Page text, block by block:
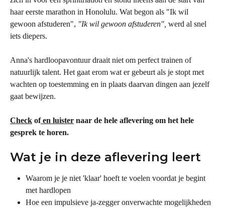
haar eerste marathon in Honolulu. Wat begon als "Ik wil
gewoon afstuderen", "Ik wil gewoon afstuderen", werd al snel
iets diepers.
Anna's hardloopavontuur draait niet om perfect trainen of
natuurlijk talent. Het gaat erom wat er gebeurt als je stopt met
wachten op toestemming en in plaats daarvan dingen aan jezelf
gaat bewijzen.
Check of en luister naar de hele aflevering om het hele
gesprek te horen.
Wat je in deze aflevering leert
Waarom je je niet 'klaar' hoeft te voelen voordat je begint
met hardlopen
Hoe een impulsieve ja-zegger onverwachte mogelijkheden